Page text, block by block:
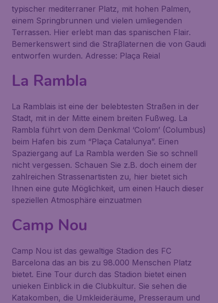
typischer mediterraner Platz, mit hohen Palmen,
einem Springbrunnen und vielen umliegenden
Terrassen. Hier erlebt man das spanischen Flair.
Bemerkenswert sind die Straβlaternen die von Gaudi
entworfen wurden. Adresse: Plaça Reial
La Rambla
La Ramblais ist eine der belebtesten Straßen in der
Stadt, mit in der Mitte einem breiten Fußweg. La
Rambla führt von dem Denkmal ‘Colom’ (Columbus)
beim Hafen bis zum “Plaça Catalunya”. Einen
Spaziergang auf La Rambla werden Sie so schnell
nicht vergessen. Schauen Sie z.B. doch einem der
zahlreichen Strassenartisten zu, hier bietet sich
Ihnen eine gute Möglichkeit, um einen Hauch dieser
speziellen Atmosphäre einzuatmen
Camp Nou
Camp Nou ist das gewaltige Stadion des FC
Barcelona das an bis zu 98.000 Menschen Platz
bietet. Eine Tour durch das Stadion bietet einen
unieken Einblick in die Clubkultur. Sie sehen die
Katakomben, die Umkleideräume, Presseraum und